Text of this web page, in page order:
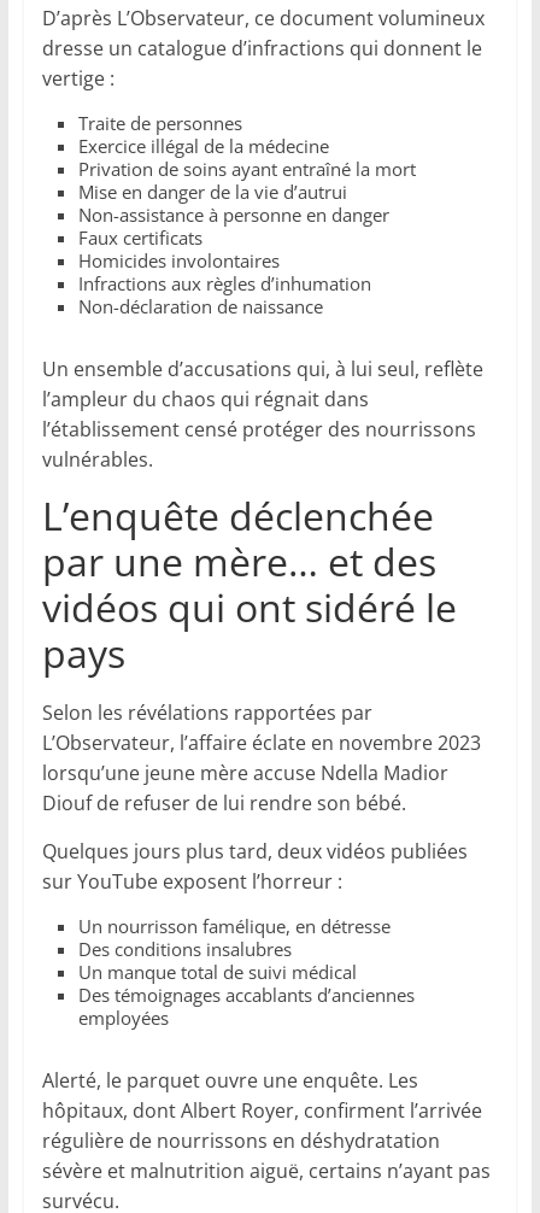
D’après L’Observateur, ce document volumineux
dresse un catalogue d’infractions qui donnent le
vertige :
Traite de personnes
Exercice illégal de la médecine
Privation de soins ayant entraîné la mort
Mise en danger de la vie d’autrui
Non-assistance à personne en danger
Faux certificats
Homicides involontaires
Infractions aux règles d’inhumation
Non-déclaration de naissance
Un ensemble d’accusations qui, à lui seul, reflète
l’ampleur du chaos qui régnait dans
l’établissement censé protéger des nourrissons
vulnérables.
L’enquête déclenchée
par une mère… et des
vidéos qui ont sidéré le
pays
Selon les révélations rapportées par
L’Observateur, l’affaire éclate en novembre 2023
lorsqu’une jeune mère accuse Ndella Madior
Diouf de refuser de lui rendre son bébé.
Quelques jours plus tard, deux vidéos publiées
sur YouTube exposent l’horreur :
Un nourrisson famélique, en détresse
Des conditions insalubres
Un manque total de suivi médical
Des témoignages accablants d’anciennes
employées
Alerté, le parquet ouvre une enquête. Les
hôpitaux, dont Albert Royer, confirment l’arrivée
régulière de nourrissons en déshydratation
sévère et malnutrition aiguë, certains n’ayant pas
survécu.